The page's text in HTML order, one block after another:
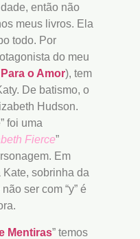
então não
meus livros. Ela
todo. Por
do meu
o Amor), tem
De batismo, o
Hudson.
foi uma
Fierce”
Em
Kate, sobrinha da
ser com “y” é
Mentiras” temos